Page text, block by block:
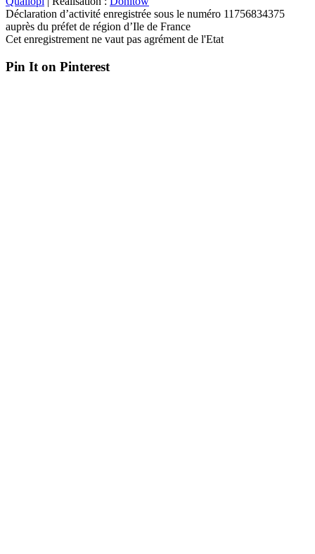
Déclaration d’activité enregistrée sous le numéro 11756834375
auprès du préfet de région d’Ile de France
Cet enregistrement ne vaut pas agrément de l'Etat
Pin It on Pinterest